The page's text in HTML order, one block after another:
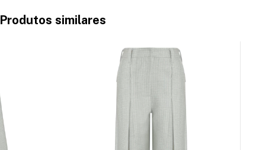
Produtos similares